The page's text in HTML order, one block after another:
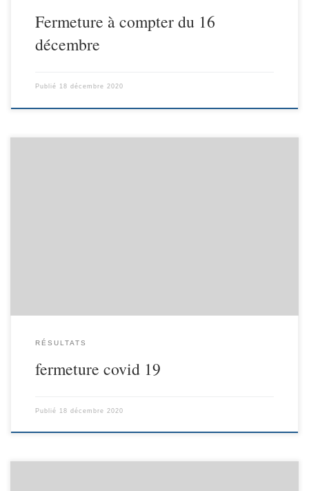
Fermeture à compter du 16
décembre
Publié 18 décembre 2020
RÉSULTATS
fermeture covid 19
Publié 18 décembre 2020